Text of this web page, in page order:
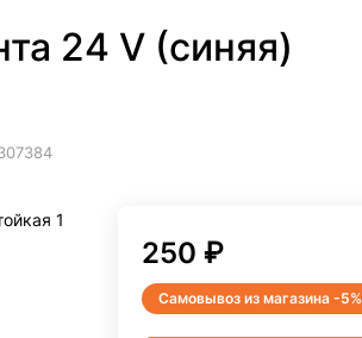
24 V (синяя)
1
250 ₽
Самовывоз из магазина -5%